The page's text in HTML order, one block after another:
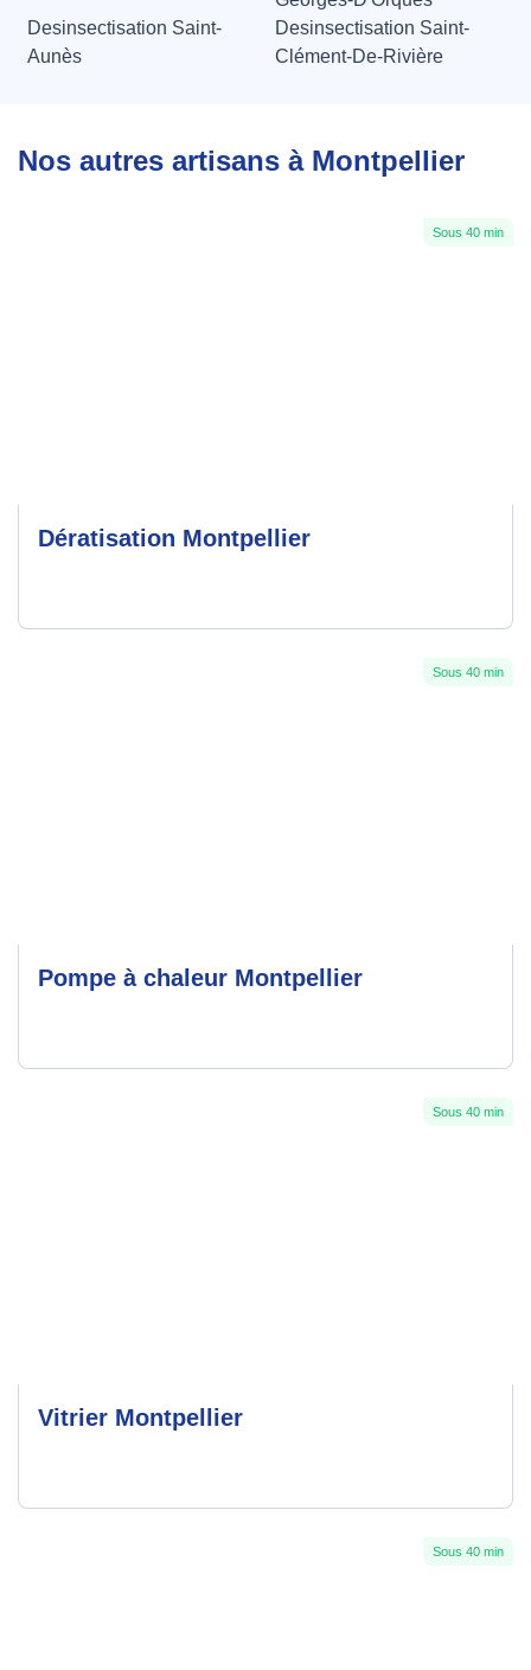
Desinsectisation Saint-
Aunès
Desinsectisation Saint-
Clément-De-Rivière
Nos autres artisans à Montpellier
Sous 40 min
Dératisation Montpellier
Sous 40 min
Pompe à chaleur Montpellier
Sous 40 min
Vitrier Montpellier
Sous 40 min